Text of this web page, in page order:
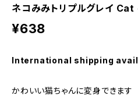
ネコみみトリプルグレイ
¥638
International shipping
かわいい猫ちゃんに変身できます